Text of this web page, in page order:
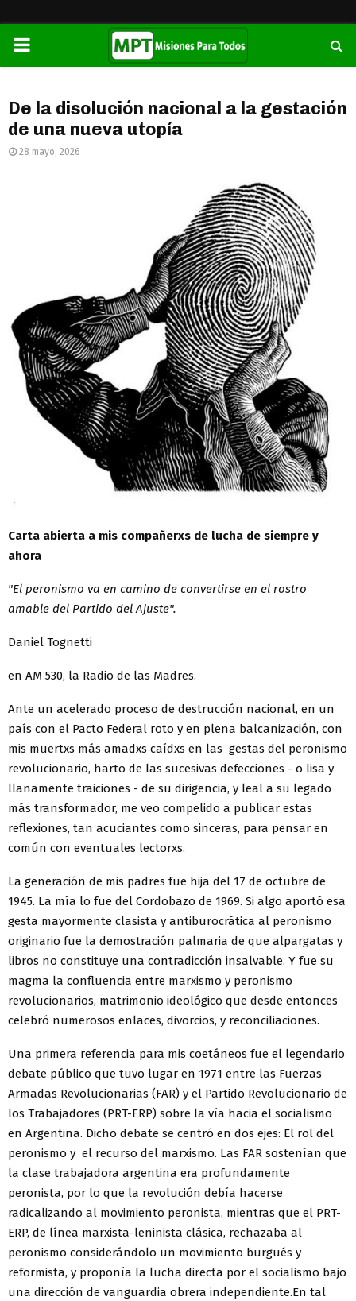
PRIMARY
De la disolución nacional a la gestación
de una nueva utopía
28 mayo, 2026
Carta abierta a mis compañerxs de lucha de siempre y
ahora
"El peronismo va en camino de convertirse en el rostro
amable del Partido del Ajuste".
Daniel Tognetti
en AM 530, la Radio de las Madres.
Ante un acelerado proceso de destrucción nacional, en un
país con el Pacto Federal roto y en plena balcanización, con
mis muertxs más amadxs caídxs en las gestas del peronismo
revolucionario, harto de las sucesivas defecciones - o lisa y
llanamente traiciones - de su dirigencia, y leal a su legado
más transformador, me veo compelido a publicar estas
reflexiones, tan acuciantes como sinceras, para pensar en
común con eventuales lectorxs.
La generación de mis padres fue hija del 17 de octubre de
1945. La mía lo fue del Cordobazo de 1969. Si algo aportó esa
gesta mayormente clasista y antiburocrática al peronismo
originario fue la demostración palmaria de que alpargatas y
libros no constituye una contradicción insalvable. Y fue su
magma la confluencia entre marxismo y peronismo
revolucionarios, matrimonio ideológico que desde entonces
celebró numerosos enlaces, divorcios, y reconciliaciones.
Una primera referencia para mis coetáneos fue el legendario
debate público que tuvo lugar en 1971 entre las Fuerzas
Armadas Revolucionarias (FAR) y el Partido Revolucionario de
los Trabajadores (PRT-ERP) sobre la vía hacia el socialismo
en Argentina. Dicho debate se centró en dos ejes: El rol del
peronismo y el recurso del marxismo. Las FAR sostenían que
la clase trabajadora argentina era profundamente
peronista, por lo que la revolución debía hacerse
radicalizando al movimiento peronista, mientras que el PRT-
ERP, de línea marxista-leninista clásica, rechazaba al
peronismo considerándolo un movimiento burgués y
reformista, y proponía la lucha directa por el socialismo bajo
una dirección de vanguardia obrera independiente.En tal